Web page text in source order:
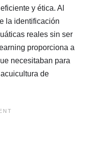
y ética. Al
la identificación
reales sin ser
proporciona a
necesitaban para
de